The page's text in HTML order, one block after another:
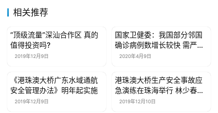
婴
亲
女
时
尚
相关推荐
母婴亲子
“顶级流量”深汕合作区 真的
值得投资吗?
2019年12月9日
母婴亲子
国家卫健委：我国部分邻国
确诊病例数增长较快 需严格
入境人员检测、隔离
2020年4月9日
母婴亲子
《港珠澳大桥广东水域通航
安全管理办法》明年起实施
2019年12月9日
母婴亲子
港珠澳大桥生产安全事故应
急演练在珠海举行 林少春观
摩演练并讲话
2019年12月10日